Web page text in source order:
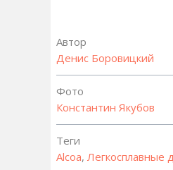
Автор
Денис Боровицкий
Фото
Константин Якубов
Теги
Alcoa, Легкосплавные